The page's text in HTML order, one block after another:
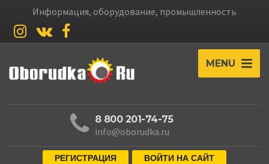
Информация, оборудование, промышленность
MENU
8 800 201-74-75
info@oborudka.ru
РЕГИСТРАЦИЯ ВОЙТИ НА САЙТ